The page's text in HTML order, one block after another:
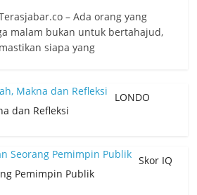
– Ada orang yang
malam bukan untuk bertahajud,
siapa yang
LONDO
dan Refleksi
Skor IQ
Pemimpin Publik